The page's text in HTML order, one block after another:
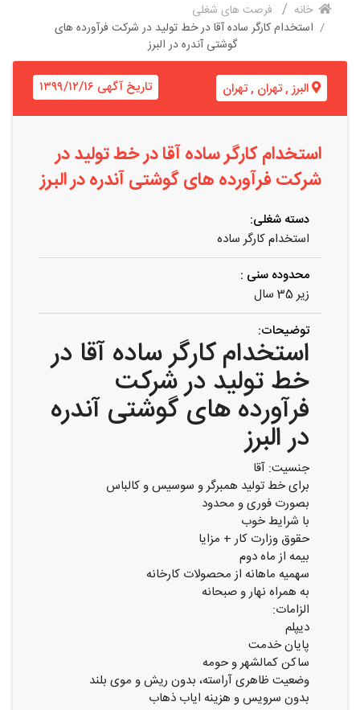
خانه
فرصت های شغلی
استخدام کارگر ساده آقا در خط تولید در شرکت فرآورده‌ های
گوشتی آندره در البرز
البرز,تهران ,تهران تاریخ آگهی ۱۳۹۹/۱۲/۱۶
استخدام کارگر ساده آقا در خط تولید در
شرکت فرآورده‌ های گوشتی آندره در البرز
دسته شغلی:
استخدام کارگر ساده
محدوده سنی :
زیر 35 سال
توضیحات:
استخدام کارگر ساده آقا در
خط تولید در شرکت
فرآورده‌ های گوشتی آندره
در البرز
جنسیت: آقا
برای خط تولید همبرگر و سوسیس و کالباس
بصورت فوری و محدود
با شرایط خوب
حقوق وزارت کار + مزایا
بیمه از ماه دوم
سهمیه ماهانه از محصولات کارخانه
به همراه نهار و صبحانه
الزامات:
دیپلم
پایان خدمت
ساکن کمالشهر و حومه
وضعیت ظاهری آراسته، بدون ریش و موی بلند
بدون سرویس و هزینه ایاب ذهاب